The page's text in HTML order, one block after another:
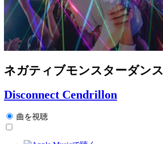
ネガティブモンスターダンス
Disconnect Cendrillon
曲を視聴